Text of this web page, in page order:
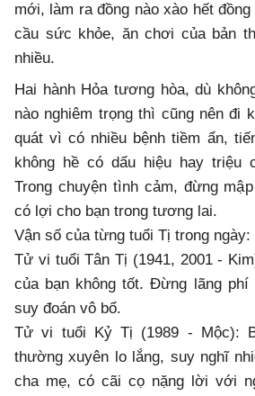
mới, làm ra đồng nào xào hết
cầu sức khỏe, ăn chơi của bản
nhiều.
Hai hành Hỏa tương hòa, dù
nào nghiêm trọng thì cũng nên đi
quát vì có nhiều bệnh tiềm ẩn,
không hề có dấu hiệu hay triệu
Trong chuyện tình cảm, đừng
có lợi cho bạn trong tương lai.
Vận số của từng tuổi Tị trong ngày:
Tử vi tuổi Tân Tị (1941, 2001 -
của bạn không tốt. Đừng lãng
suy đoán vô bổ.
Tử vi tuổi Kỷ Tị (1989 - Mộc):
thường xuyên lo lắng, suy nghĩ
cha mẹ, có cãi cọ nặng lời với